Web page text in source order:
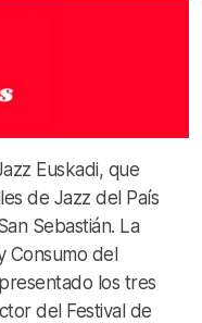
Euskadi, que
de Jazz del País
Sebastián. La
Consumo del
los tres
del Festival de